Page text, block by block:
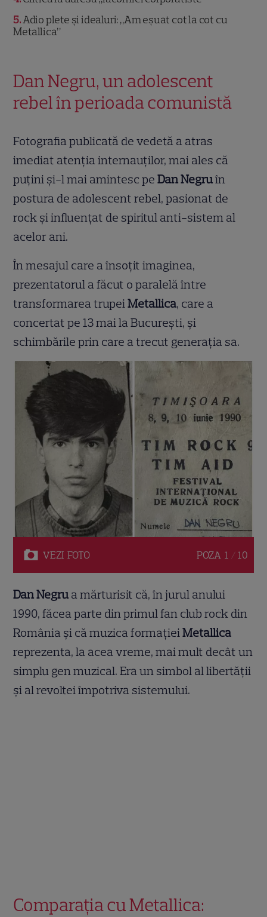
5 Adio plete și idealuri: „Am eșuat cot la cot cu
Metallica”
Dan Negru, un adolescent
rebel în perioada comunistă
Fotografia publicată de vedetă a atras
imediat atenția internauților, mai ales că
puțini și-l mai amintesc peDan Negruîn
postura de adolescent rebel, pasionat de
rock și influențat de spiritul anti-sistem al
acelor ani.
În mesajul care a însoțit imaginea,
prezentatorul a făcut o paralelă între
transformarea trupeiMetallica, care a
concertat pe 13 mai la București, și
schimbările prin care a trecut generația sa.
VEZI FOTO POZA 1 / 10
Dan Negru a mărturisit că, în jurul anului
1990, făcea parte din primul fan club rock din
România și că muzica formațieiMetallica
reprezenta, la acea vreme, mai mult decât un
simplu gen muzical. Era un simbol al libertății
și al revoltei împotriva sistemului.
Comparația cu Metallica: